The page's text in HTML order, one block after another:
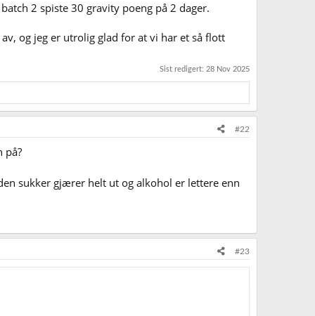
2 spiste 30 gravity poeng på 2 dager.
og jeg er utrolig glad for at vi har et så flott
Sist redigert: 28 Nov 2025
#22
på?
sukker gjærer helt ut og alkohol er lettere enn
#23